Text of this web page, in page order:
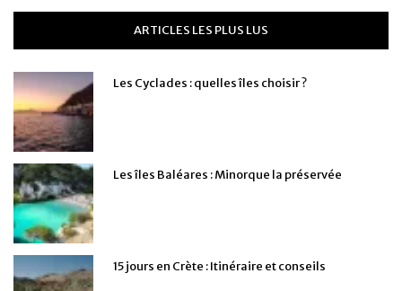
ARTICLES LES PLUS LUS
Les Cyclades : quelles îles choisir ?
Les îles Baléares : Minorque la préservée
15 jours en Crète : Itinéraire et conseils